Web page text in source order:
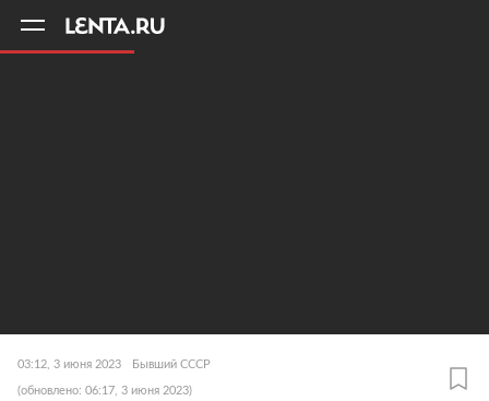
03:12, 3 июня 2023 Бывший СССР
(обновлено: 06:17, 3 июня 2023)